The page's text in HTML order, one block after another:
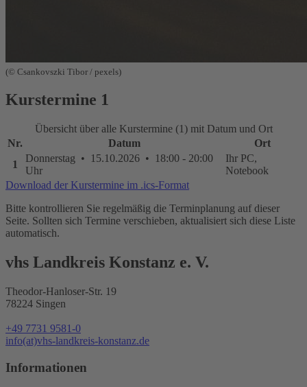
(© Csankovszki Tibor / pexels)
Kurstermine 1
Übersicht über alle Kurstermine (1) mit Datum und Ort
Nr.
Datum
Ort
1
Donnerstag • 15.10.2026 • 18:00 - 20:00
Uhr
Ihr PC,
Notebook
Download der Kurstermine im .ics-Format
Bitte kontrollieren Sie regelmäßig die Terminplanung auf dieser
Seite. Sollten sich Termine verschieben, aktualisiert sich diese Liste
automatisch.
vhs Landkreis Konstanz e. V.
Theodor-Hanloser-Str. 19
78224 Singen
+49 7731 9581-0
info(at)vhs-landkreis-konstanz.de
Informationen